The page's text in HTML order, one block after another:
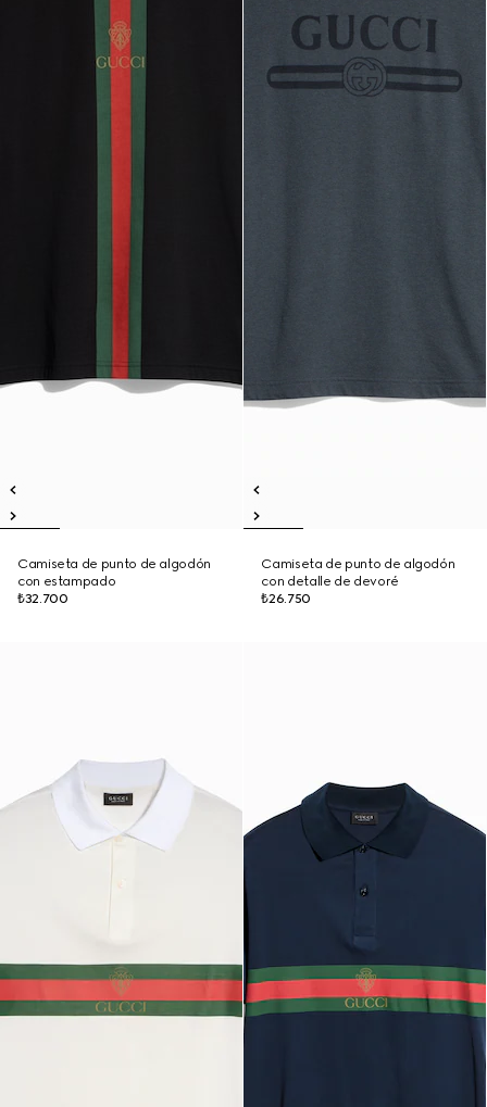
Camiseta de punto de algodón
con estampado
₺32.700
Camiseta de punto de algodón
con detalle de devoré
₺26.750